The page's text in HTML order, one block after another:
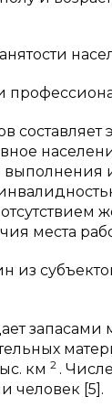
места
из
км 2 .
человек [5].